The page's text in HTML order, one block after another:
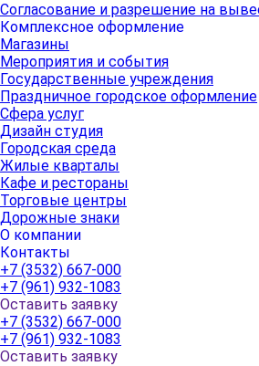
Согласование и разрешение на
Комплексное оформление
Магазины
Мероприятия и события
Государственные учреждения
Праздничное городское оформление
Сфера услуг
Дизайн студия
Городская среда
Жилые кварталы
Кафе и рестораны
Торговые центры
Дорожные знаки
О компании
Контакты
+7 (3532) 667-000
+7 (961) 932-1083
Оставить заявку
+7 (3532) 667-000
+7 (961) 932-1083
Оставить заявку